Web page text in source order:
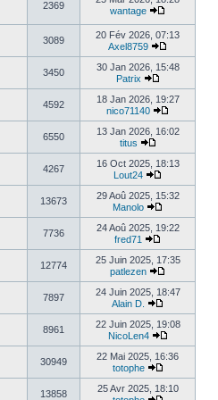
2369
wantage
3089
20 Fév 2026, 07:13
Axel8759
3450
30 Jan 2026, 15:48
Patrix
4592
18 Jan 2026, 19:27
nico71140
6550
13 Jan 2026, 16:02
titus
4267
16 Oct 2025, 18:13
Lout24
13673
29 Aoû 2025, 15:32
Manolo
7736
24 Aoû 2025, 19:22
fred71
12774
25 Juin 2025, 17:35
patlezen
7897
24 Juin 2025, 18:47
Alain D.
8961
22 Juin 2025, 19:08
NicoLen4
30949
22 Mai 2025, 16:36
totophe
13858
25 Avr 2025, 18:10